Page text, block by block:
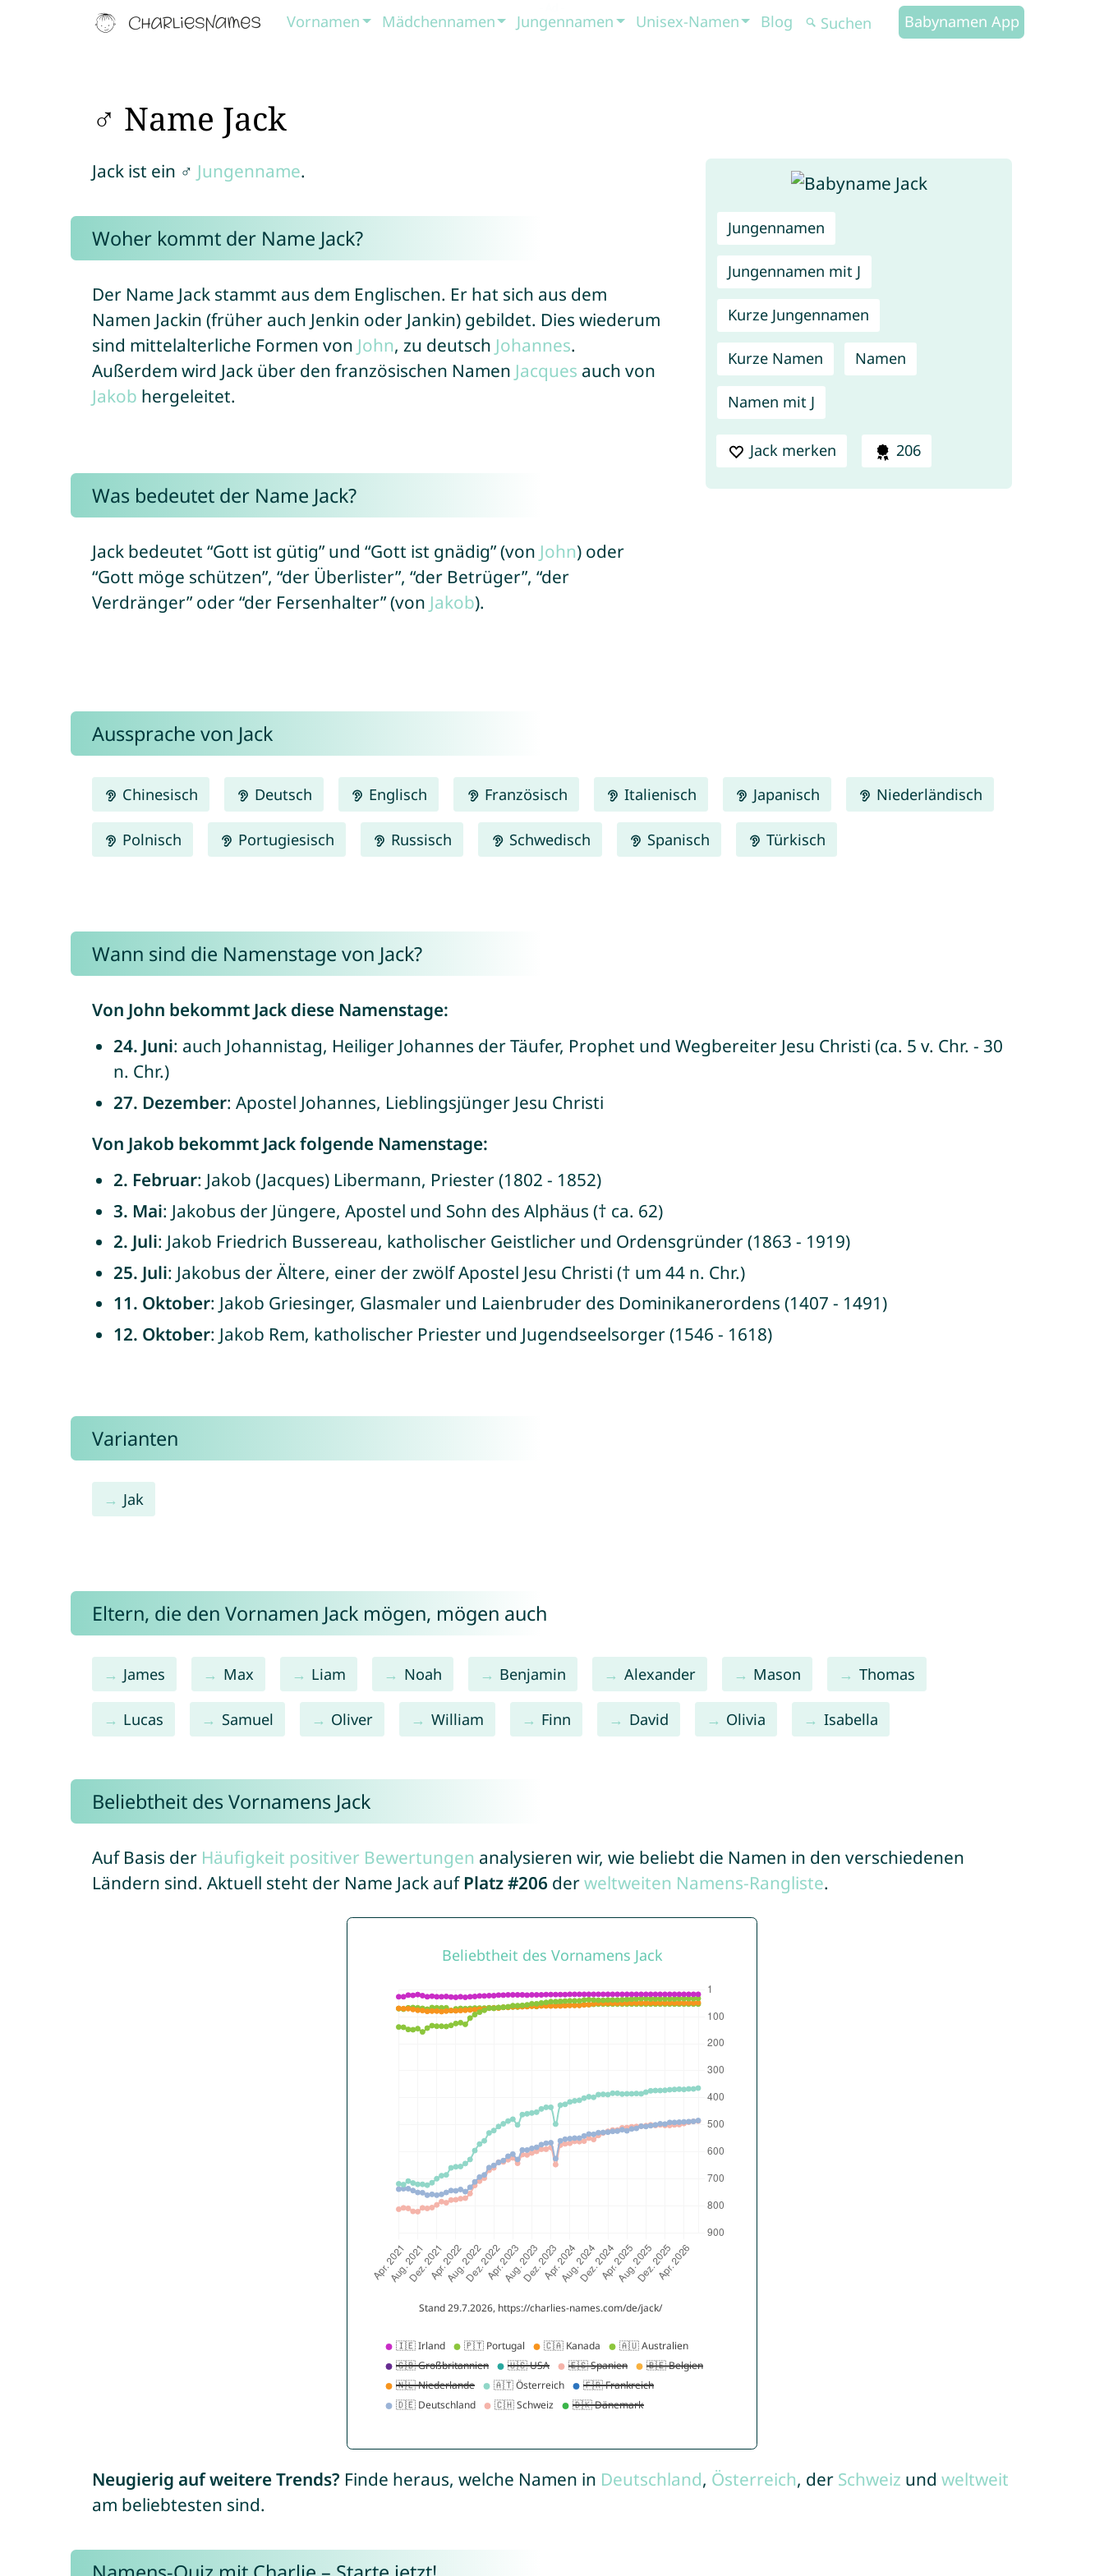
Vornamen Mädchennamen Jungennamen Unisex-Namen Blog Babynamen App
♂ Name Jack
Jungennamen
Jungennamen mit J
Kurze Jungennamen
Kurze Namen Namen
Namen mit J
Jack merken 206
Jack ist ein ♂ Jungenname.
Woher kommt der Name Jack?
Der Name Jack stammt aus dem Englischen. Er hat sich aus dem
Namen Jackin (früher auch Jenkin oder Jankin) gebildet. Dies wiederum
sind mittelalterliche Formen von John, zu deutsch Johannes.
Außerdem wird Jack über den französischen Namen Jacques auch von
Jakob hergeleitet.
Was bedeutet der Name Jack?
Jack bedeutet “Gott ist gütig” und “Gott ist gnädig” (von John) oder
“Gott möge schützen”, “der Überlister”, “der Betrüger”, “der
Verdränger” oder “der Fersenhalter” (von Jakob).
Aussprache von Jack
Chinesisch Deutsch Englisch Französisch Italienisch Japanisch Niederländisch
Polnisch Portugiesisch Russisch Schwedisch Spanisch Türkisch
Wann sind die Namenstage von Jack?
Von John bekommt Jack diese Namenstage:
24. Juni: auch Johannistag, Heiliger Johannes der Täufer, Prophet und Wegbereiter Jesu Christi (ca. 5 v. Chr. - 30
n. Chr.)
27. Dezember: Apostel Johannes, Lieblingsjünger Jesu Christi
Von Jakob bekommt Jack folgende Namenstage:
2. Februar: Jakob (Jacques) Libermann, Priester (1802 - 1852)
3. Mai: Jakobus der Jüngere, Apostel und Sohn des Alphäus († ca. 62)
2. Juli: Jakob Friedrich Bussereau, katholischer Geistlicher und Ordensgründer (1863 - 1919)
25. Juli: Jakobus der Ältere, einer der zwölf Apostel Jesu Christi († um 44 n. Chr.)
11. Oktober: Jakob Griesinger, Glasmaler und Laienbruder des Dominikanerordens (1407 - 1491)
12. Oktober: Jakob Rem, katholischer Priester und Jugendseelsorger (1546 - 1618)
Varianten
Jak
Eltern, die den Vornamen Jack mögen, mögen auch
James Max Liam Noah Benjamin Alexander Mason Thomas
Lucas Samuel Oliver William Finn David Olivia Isabella
Beliebtheit des Vornamens Jack
Auf Basis der Häufigkeit positiver Bewertungen analysieren wir, wie beliebt die Namen in den verschiedenen
Ländern sind. Aktuell steht der Name Jack auf Platz #206 derweltweiten Namens-Rangliste.
Neugierig auf weitere Trends? Finde heraus, welche Namen in Deutschland, Österreich, der Schweiz und weltweit
am beliebtesten sind.